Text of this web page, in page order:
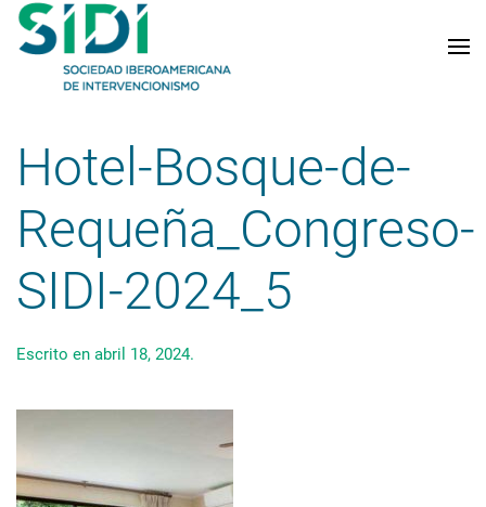
Skip to main content
Hotel-Bosque-de-
Requeña_Congreso-
SIDI-2024_5
Escrito en abril 18, 2024.